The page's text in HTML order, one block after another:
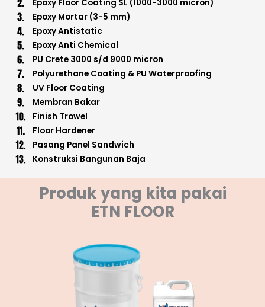
Epoxy Floor Coating SL (1000-3000 micron)
Epoxy Mortar (3-5 mm)
Epoxy Antistatic
Epoxy Anti Chemical
PU Crete 3000 s/d 9000 micron
Polyurethane Coating & PU Waterproofing
UV Floor Coating
Membran Bakar
Finish Trowel
Floor Hardener
Pasang Panel Sandwich
Konstruksi Bangunan Baja
Produk yang kita pakai
ETN FLOOR